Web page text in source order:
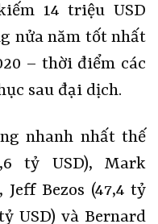
14 triệu USD
nửa năm tốt nhất
– thời điểm các
sau đại dịch.
nhanh nhất thế
tỷ USD), Mark
Jeff Bezos (47,4 tỷ
USD) và Bernard